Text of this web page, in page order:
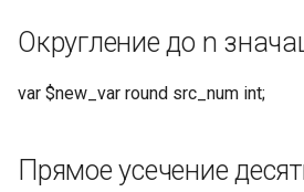
Округление до n
var $new_var round src_num int;
Прямое усечение